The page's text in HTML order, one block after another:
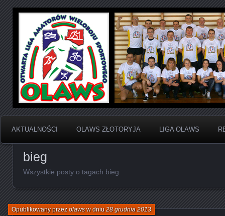
OLAWS | Otwarta
Sportowego
Otwarta Liga Amatorów Wieloboju Sportowego
AKTUALNOŚCI OLAWS ZŁOTORYJA LIGA OLAWS
bieg
Wszystkie posty o tagach bieg
Opublikowany przezolawsw dniu28 grudnia 2013